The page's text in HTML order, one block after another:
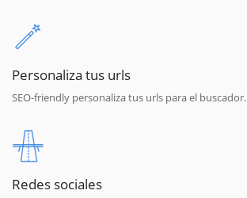
Personaliza tus urls
SEO-friendly personaliza tus urls para el buscador.
Redes sociales